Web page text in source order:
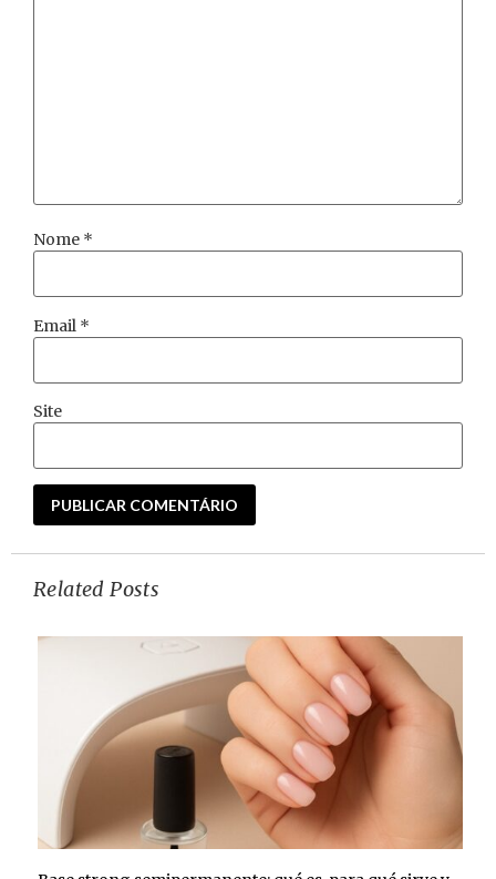
Nome *
Email *
Site
Related Posts